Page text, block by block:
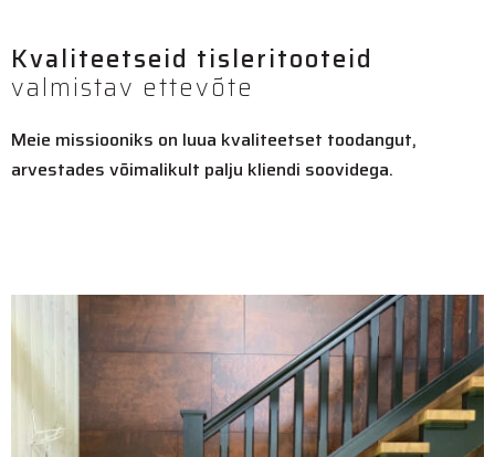
Kvaliteetseid tisleritooteid
valmistav ettevõte
Meie missiooniks on luua kvaliteetset toodangut,
arvestades võimalikult palju kliendi soovidega.